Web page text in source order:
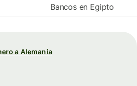
Bancos en Egipto
a Alemania